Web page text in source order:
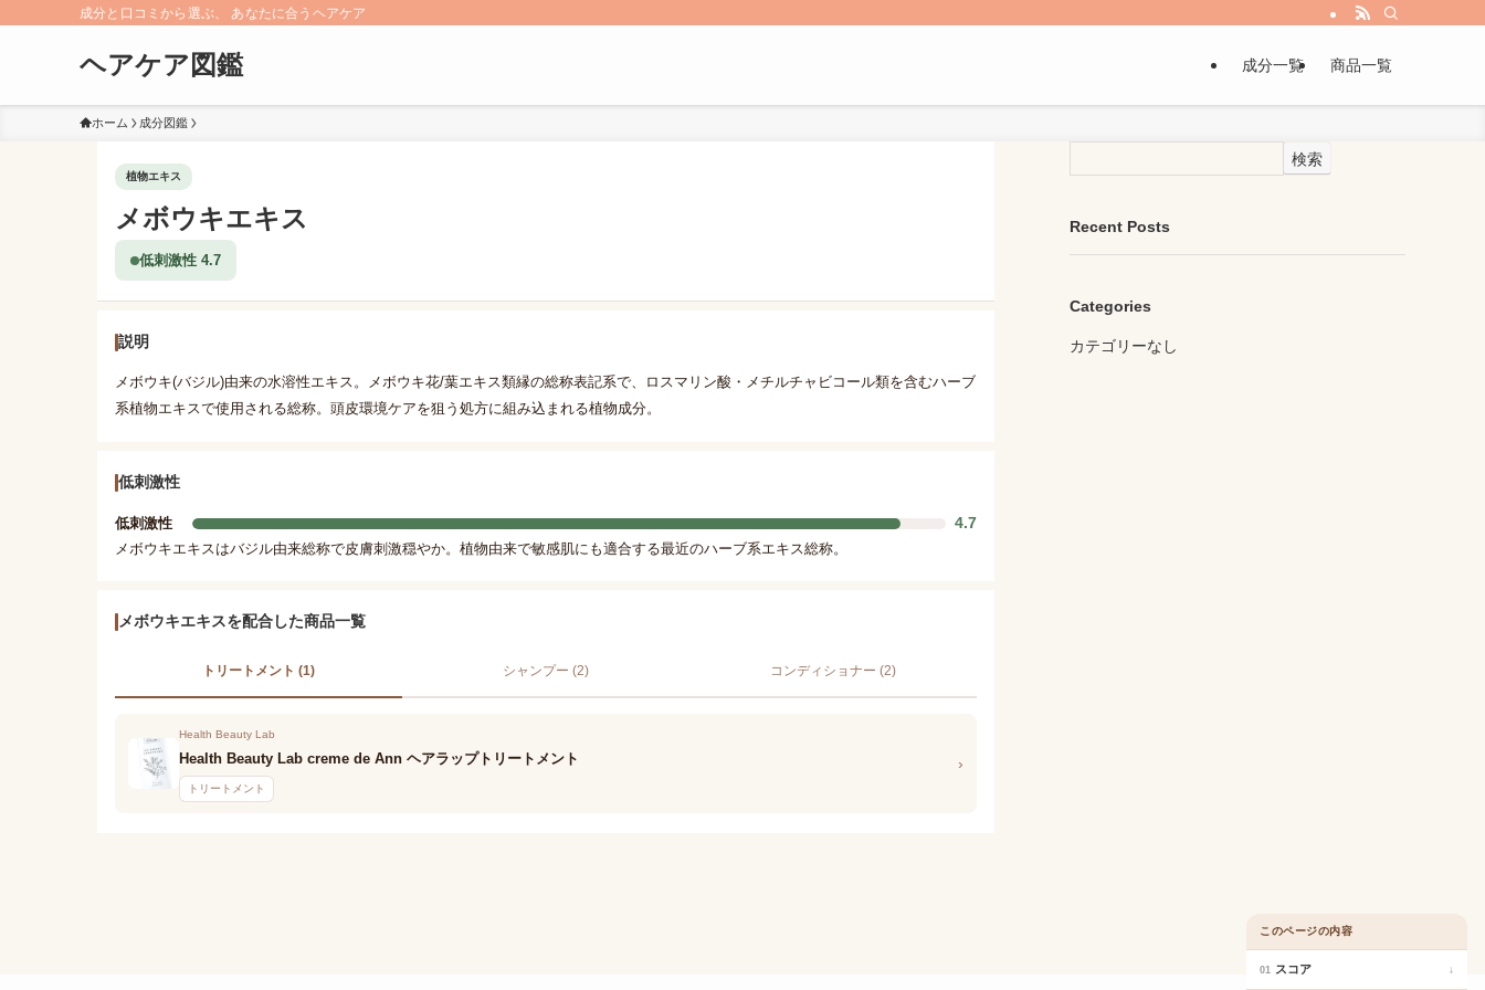
成分と口コミから選ぶ、 あなたに合うヘアケア
ヘアケア図鑑 成分一覧 商品一覧
ホーム 成分図鑑
植物エキス
メボウキエキス
低刺激性 4.7
説明
メボウキ(バジル)由来の水溶性エキス。メボウキ花/葉エキス類縁の総称表記系で、ロスマリン酸・メチルチャビコール類を含むハーブ
系植物エキスで使用される総称。頭皮環境ケアを狙う処方に組み込まれる植物成分。
低刺激性
低刺激性 4.7
メボウキエキスはバジル由来総称で皮膚刺激穏やか。植物由来で敏感肌にも適合する最近のハーブ系エキス総称。
メボウキエキスを配合した商品一覧
トリートメント (1) シャンプー (2) コンディショナー (2)
Health Beauty Lab
Health Beauty Lab creme de Ann ヘアラップトリートメント
トリートメント
›
検索
Recent Posts
Categories
カテゴリーなし
このページの内容
01 スコア ↓